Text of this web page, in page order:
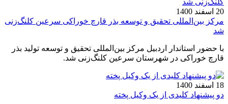
20 اسفند 1400
مرکز بین‌المللی تحقیق و توسعه بذر قارچ خوراکی سرعین کلنگ‌زنی
شد
با حضور استاندار اردبیل مرکز بین‌المللی تحقیق و توسعه تولید بذر
قارچ خوراکی در شهرستان سرعین کلنگ‌زنی شد.
18 اسفند 1400
دو پیشنهاد کلیدی از یک وکیل پخته